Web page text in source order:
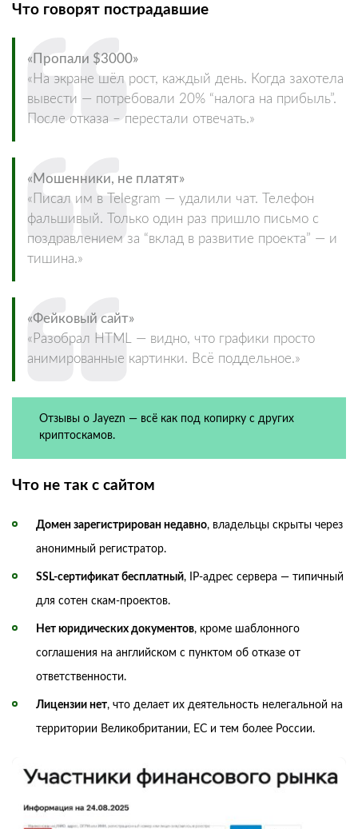
Что говорят пострадавшие
«Пропали $3000»
«На экране шёл рост, каждый день. Когда захотела
вывести — потребовали 20% “налога на прибыль”.
После отказа – перестали отвечать.»
«Мошенники, не платят»
«Писал им в Telegram — удалили чат. Телефон
фальшивый. Только один раз пришло письмо с
поздравлением за “вклад в развитие проекта” — и
тишина.»
«Фейковый сайт»
«Разобрал HTML — видно, что графики просто
анимированные картинки. Всё поддельное.»
Отзывы о Jayezn — всё как под копирку с других
криптоскамов.
Что не так с сайтом
Домен зарегистрирован недавно, владельцы скрыты через
анонимный регистратор.
SSL-сертификат бесплатный, IP-адрес сервера — типичный
для сотен скам-проектов.
Нет юридических документов, кроме шаблонного
соглашения на английском с пунктом об отказе от
ответственности.
Лицензии нет, что делает их деятельность нелегальной на
территории Великобритании, ЕС и тем более России.